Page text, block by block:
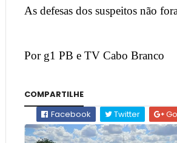
As defesas dos suspeitos não
Por g1 PB e TV Cabo Branco
COMPARTILHE
Facebook
Twitter